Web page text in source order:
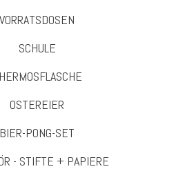
VORRATSDOSEN
SCHULE
OSTEREIER
BIER-PONG-SET
- STIFTE + PAPIERE